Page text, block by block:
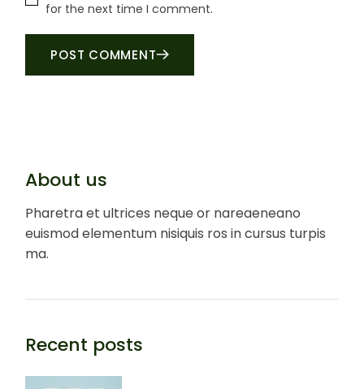
for the next time I comment.
POST COMMENT
About us
Pharetra et ultrices neque or nareaeneano
euismod elementum nisiquis ros in cursus turpis
ma.
Recent posts